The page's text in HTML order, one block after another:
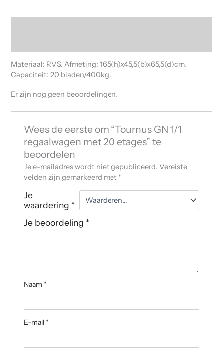
Materiaal: RVS. Afmeting: 165(h)x45,5(b)x65,5(d)cm.
Capaciteit: 20 bladen/400kg.
Er zijn nog geen beoordelingen.
Wees de eerste om “Tournus GN 1/1
regaalwagen met 20 etages” te
beoordelen
Je e-mailadres wordt niet gepubliceerd. Vereiste
velden zijn gemarkeerd met *
Je
waardering *
Je beoordeling *
Naam *
E-mail *